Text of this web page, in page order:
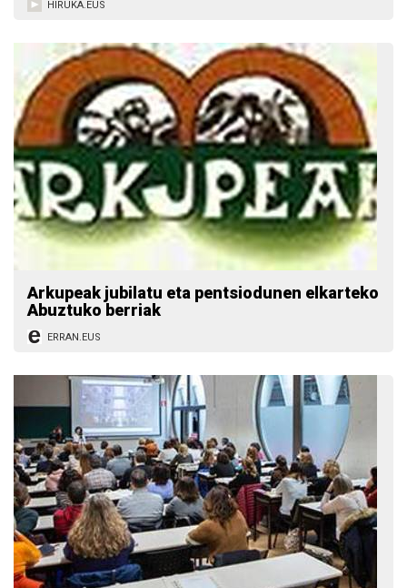
HIRUKA.EUS
Arkupeak jubilatu eta pentsiodunen elkarteko
Abuztuko berriak
ERRAN.EUS